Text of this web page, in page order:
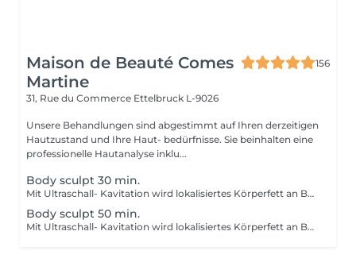
Maison de Beauté Comes
Martine
156
31, Rue du Commerce Ettelbruck L-9026
Unsere Behandlungen sind abgestimmt auf Ihren derzeitigen
Hautzustand und Ihre Haut- bedürfnisse. Sie beinhalten eine
professionelle Hautanalyse inklu...
Body sculpt 30 min.
Mit Ultraschall- Kavitation wird lokalisiertes Körperfett an Bauch, am Gesäss, an den Oberschenkeln und die Cellulite geformt. ERGEBNIS: Straffung der Haut, verbesserung von Narben und Dehnungsstreifen, anregung der Mikrozirkulation, verbesserg der Elastizität, reduzierung von Fettablagerungen. Wir empfehlen eine Kur von 6-8 Behandlungen Behandlungsdauer je nach Behanlungsbereich.
Body sculpt 50 min.
Mit Ultraschall- Kavitation wird lokalisiertes Körperfett an Bauch, am Gesäss, an den Oberschenkeln und die Cellulite geformt. ERGEBNIS: Straffung der Haut, verbesserung von Narben und Dehnungsstreifen, anregung der Mikrozirkulation, verbesserg der Elastizität, reduzierung von Fettablagerungen. Wir empfehlen eine Kur von 6-8 Behandlungen Behandlungsdauer je nach Behanlungsbereich.